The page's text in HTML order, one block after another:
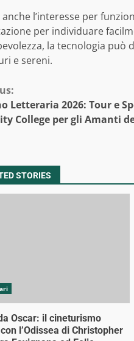
anche l’interesse per
per individuare
la tecnologia può
e sereni.
Letteraria 2026: Tour e
College per gli Amanti
STORIES
Oscar: il cineturismo
l’Odissea di Christopher